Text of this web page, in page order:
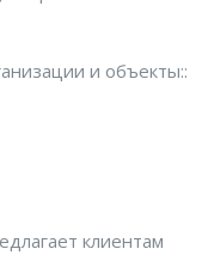
и объекты::
клиентам